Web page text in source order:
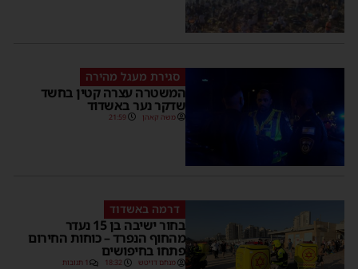
סגירת מעגל מהירה
המשטרה עצרה קטין בחשד
שדקר נער באשדוד
משה קאהן 21:59
דרמה באשדוד
בחור ישיבה בן 15 נעדר
מהחוף הנפרד – כוחות החירום
פתחו בחיפושים
מנחם דויטש 18:32 1 תגובות